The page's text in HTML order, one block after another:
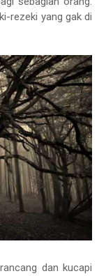
rezeki yang gak di
dan kucapi